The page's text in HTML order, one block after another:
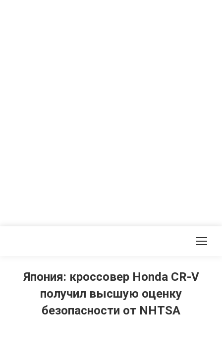
Япония: кроссовер Honda CR-V
получил высшую оценку
безопасности от NHTSA